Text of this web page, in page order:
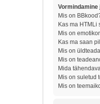
Vormindamine
Mis on
Kas ma HTMLi
Mis on
Kas ma saan
Mis on
Mis on
Mida
Mis on suletud
Mis on